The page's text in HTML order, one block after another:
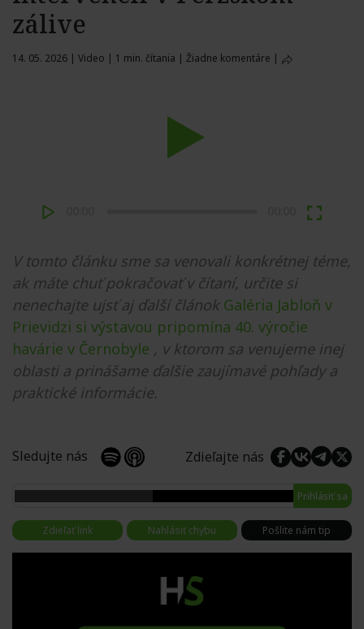
zálive
14. 05. 2026 | Video | 1 min. čítania | Žiadne komentáre |
V tomto článku sme sa venovali konkrétnej téme,
ak máte chuť pokračovať v čítaní, určite si
nenechajte ujsť aj ďalší článok Galéria Jabloň v
Prievidzi si výstavou pripomína 40. výročie
havárie v Černobyle , v ktorom sa venujeme inej
oblasti a prinášame ďalšie zaujímavé pohľady a
praktické informácie.
Sledujte nás Zdieľajte nás
Prihlásiť sa
Zdieľať link Nahlásiť chybu Pošlite nám tip